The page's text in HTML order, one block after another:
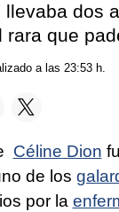
llevaba dos
rara que
a las 23:53 h.
Céline Dion
de los
por la